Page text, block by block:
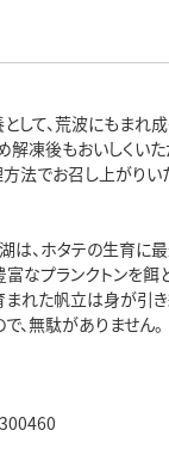
して、荒波にもま
凍後もおいしくい
法でお召し上がりい
、ホタテの生育に最
なプランクトンを餌
た帆立は身が引き
、無駄がありません。